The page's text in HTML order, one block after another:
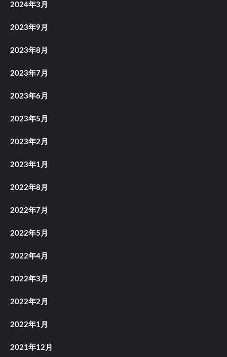
2024年3月
2023年9月
2023年8月
2023年7月
2023年6月
2023年5月
2023年2月
2023年1月
2022年8月
2022年7月
2022年5月
2022年4月
2022年3月
2022年2月
2022年1月
2021年12月